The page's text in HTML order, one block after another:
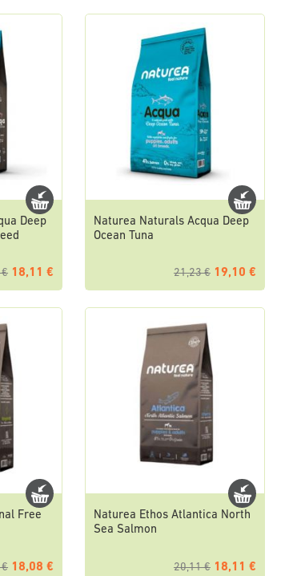
Deep
€ 18,11 €
Naturea Naturals Acqua Deep
Ocean Tuna
21,23 € 19,10 €
Free
€ 18,08 €
Naturea Ethos Atlantica North
Sea Salmon
20,11 € 18,11 €